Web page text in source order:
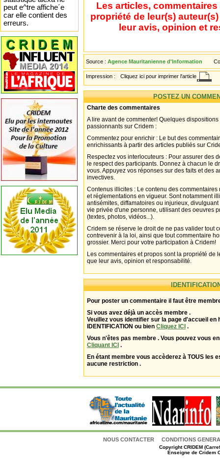
Les articles,
propriété de leur(s)
leur avis, opinion et
Source : Agence Mauritanienne d'Information
Impression : Cliquez ici pour imprimer l'article
POSTEZ UN
Charte des commentaires
A lire avant de commenter! Quelques
passionnants sur Cridem :
Commentez pour enrichir : Le but des
enrichissants à partir des articles publiés sur
Respectez vos interlocuteurs : Pour assurer des
le respect des participants. Donnez à chacun le
vous. Appuyez vos réponses sur des faits et des
invectives.
Contenus illicites : Le contenu des
et réglementations en vigueur. Sont notamment
antisémites, diffamatoires ou injurieux,
vie privée d'une personne, utilisant des oeuvres
(textes, photos, vidéos...).
Cridem se réserve le droit de ne pas valider tout
contrevenir à la loi, ainsi que tout commentaire
grossier. Merci pour votre participation à Cridem!
Les commentaires et propos sont la propriété de
que leur avis, opinion et responsabilité.
Pour poster un commentaire il faut être
Si vous avez déjà un accès membre .
Veuillez vous identifier sur la page d'accueil en
IDENTIFICATION ou bien Cliquez ICI .
Vous n'êtes pas membre . Vous pouvez vous
Cliquant ICI .
En étant membre vous accèderez à TOUS les
aucune restriction .
NOUS CONTACTER CONDITIONS
CopyrightCRIDEM
Enseigne de Cridem